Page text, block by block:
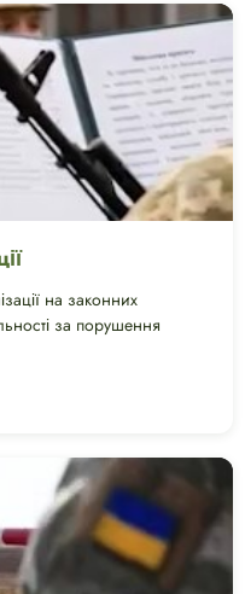
на законних
за порушення